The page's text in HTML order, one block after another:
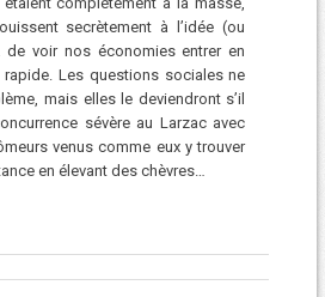
secrètement à l’idée (ou
de voir nos économies entrer en
Les questions sociales ne
mais elles le deviendront s’il
sévère au Larzac avec
venus comme eux y trouver
en élevant des chèvres…